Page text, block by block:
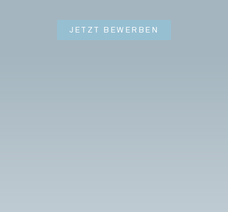
JETZT BEWERBEN